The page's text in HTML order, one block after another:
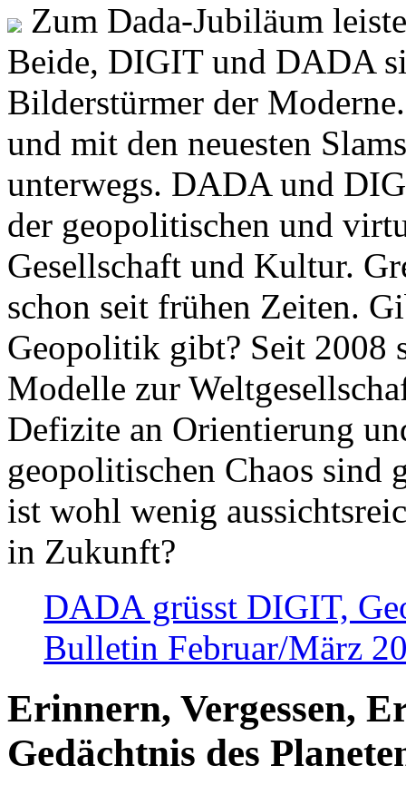
Zum Dada-Jubiläum
Beide, DIGIT und DADA
Bilderstürmer der
und mit den neuesten
unterwegs. DADA und
der geopolitischen und
Gesellschaft und Kultur.
schon seit frühen Zeiten.
Geopolitik gibt? Seit 2008
Modelle zur
Defizite an Orientierung
geopolitischen Chaos sind
ist wohl wenig
in Zukunft?
DADA grüsst DIGIT,
Bulletin Februar/März
Erinnern, Vergessen,
Gedächtnis des